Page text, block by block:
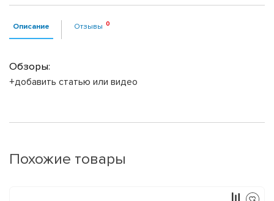
Описание Отзывы
Обзоры:
+добавить статью или видео
Похожие товары